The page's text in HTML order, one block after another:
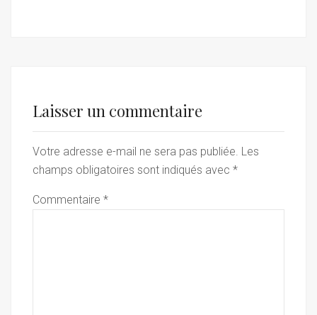
Laisser un commentaire
Votre adresse e-mail ne sera pas publiée. Les
champs obligatoires sont indiqués avec *
Commentaire *